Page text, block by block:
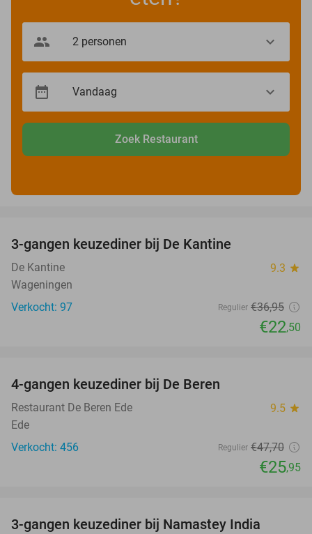
Zoek Restaurant
3-gangen keuzediner bij De Kantine
De Kantine 9.3 star
Wageningen
Verkocht: 97
Regulier €36,95
€22,50
4-gangen keuzediner bij De Beren
Restaurant De Beren Ede 9.5 star
Ede
Verkocht: 456
Regulier €47,70
€25,95
3-gangen keuzediner bij Namastey India